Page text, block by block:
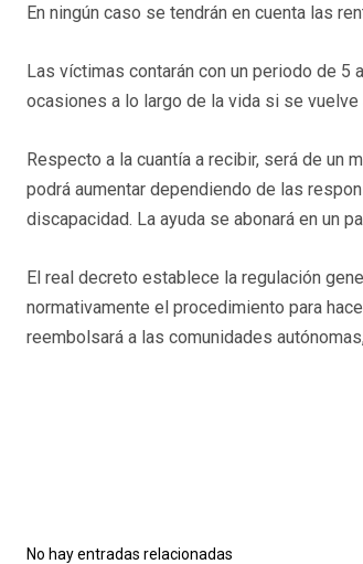
En ningún caso se tendrán en cuenta las
Las víctimas contarán con un periodo de
ocasiones a lo largo de la vida si se
Respecto a la cuantía a recibir, será de
podrá aumentar dependiendo de las
discapacidad. La ayuda se abonará en un
El real decreto establece la regulación
normativamente el procedimiento para
reembolsará a las comunidades
No hay entradas relacionadas